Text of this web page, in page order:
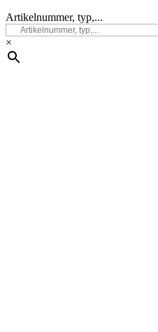
Artikelnummer, typ,...
×